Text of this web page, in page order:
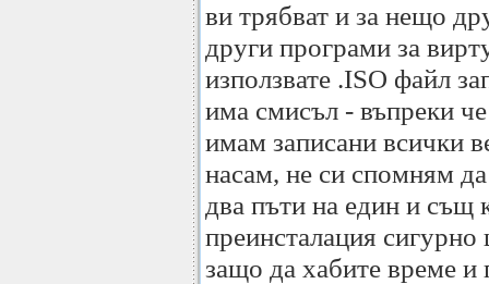
ви трябват и за нещо
други програми за
използвате .ISO файл
има смисъл - въпреки
имам записани всички
насам, не си спомням
два пъти на един и същ
преинсталация
защо да хабите време и